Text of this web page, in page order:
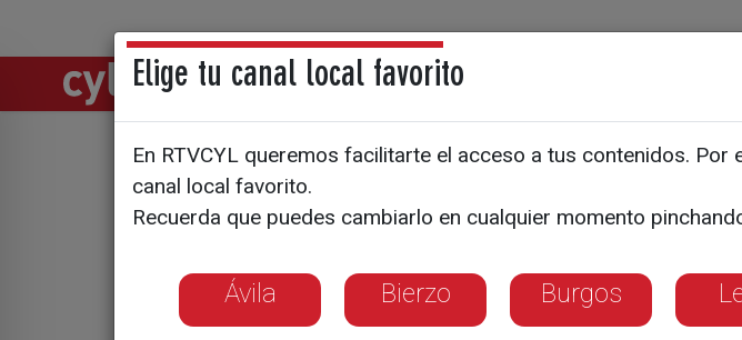
Directos Noticias
Apagando "fuegos
Elige tu canal local favorito
En RTVCYL queremos facilitarte el acceso a tus contenidos.
canal local favorito.
Recuerda que puedes cambiarlo en cualquier momento
Ávila Bierzo Burgos